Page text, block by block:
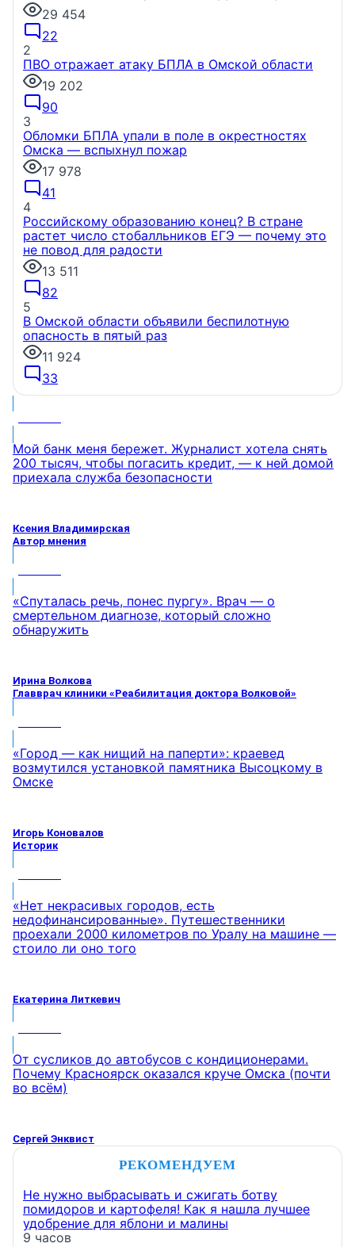
29 454
22
2
ПВО отражает атаку БПЛА в Омской области
19 202
90
3
Обломки БПЛА упали в поле в окрестностях
Омска — вспыхнул пожар
17 978
41
4
Российскому образованию конец? В стране
растет число стобалльников ЕГЭ — почему это
не повод для радости
13 511
82
5
В Омской области объявили беспилотную
опасность в пятый раз
11 924
33
Мой банк меня бережет. Журналист хотела снять
200 тысяч, чтобы погасить кредит, — к ней домой
приехала служба безопасности
Ксения Владимирская
Автор мнения
«Спуталась речь, понес пургу». Врач — о
смертельном диагнозе, который сложно
обнаружить
Ирина Волкова
Главврач клиники «Реабилитация доктора Волковой»
«Город — как нищий на паперти»: краевед
возмутился установкой памятника Высоцкому в
Омске
Игорь Коновалов
Историк
«Нет некрасивых городов, есть
недофинансированные». Путешественники
проехали 2000 километров по Уралу на машине —
стоило ли оно того
Екатерина Литкевич
От сусликов до автобусов с кондиционерами.
Почему Красноярск оказался круче Омска (почти
во всём)
Сергей Энквист
РЕКОМЕНДУЕМ
Не нужно выбрасывать и сжигать ботву
помидоров и картофеля! Как я нашла лучшее
удобрение для яблони и малины
9 часов